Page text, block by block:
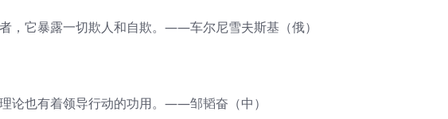
，它暴露一切欺人和自欺。——车尔尼雪夫斯基（俄）
论也有着领导行动的功用。——邹韬奋（中）